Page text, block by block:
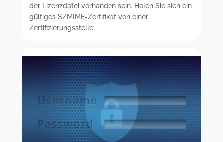
der Lizenzdatei vorhanden sein. Holen Sie sich ein
gültiges S/MIME-Zertifikat von einer
Zertifizierungsstelle…